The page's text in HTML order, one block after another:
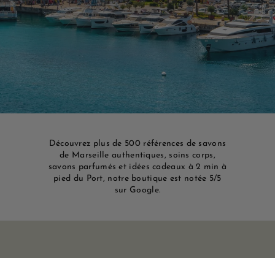
e
M
e
i
Découvrez plus de 500 références de savons
de Marseille authentiques, soins corps,
savons parfumés et idées cadeaux à 2 min à
pied du Port, notre boutique est notée 5/5
sur Google.